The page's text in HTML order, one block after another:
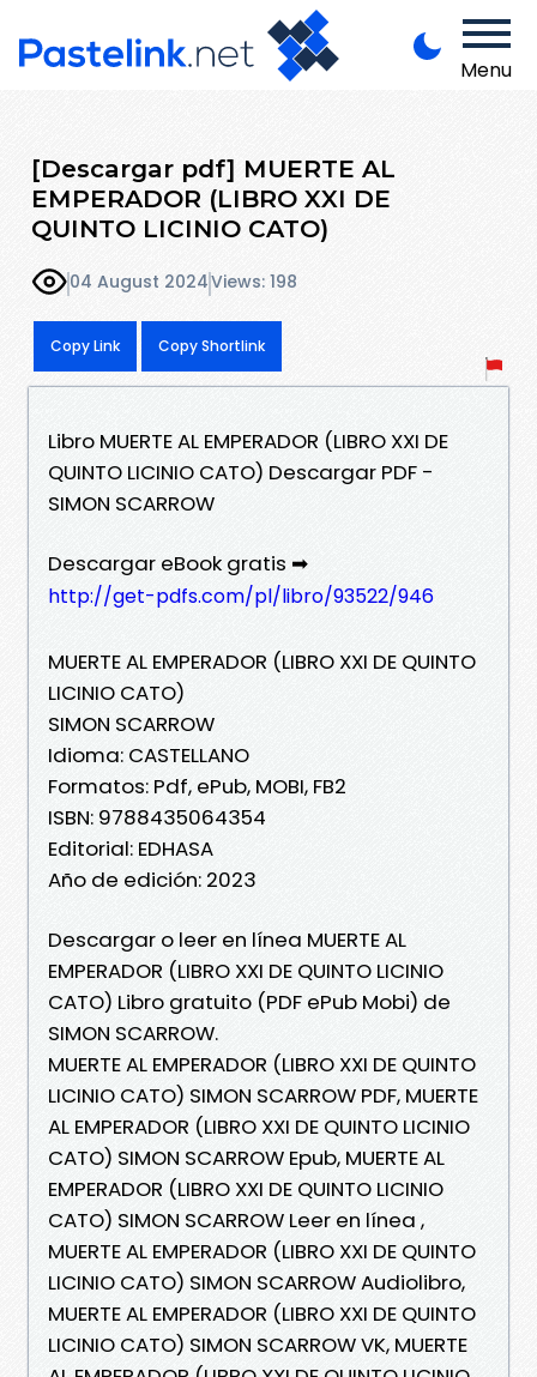
Menu
[Descargar pdf] MUERTE AL
EMPERADOR (LIBRO XXI DE
QUINTO LICINIO CATO)
04 August 2024Views: 198
Copy Link Copy Shortlink
Libro MUERTE AL EMPERADOR (LIBRO XXI DE
QUINTO LICINIO CATO) Descargar PDF -
SIMON SCARROW
Descargar eBook gratis ➡
http://get-pdfs.com/pl/libro/93522/946
MUERTE AL EMPERADOR (LIBRO XXI DE QUINTO
LICINIO CATO)
SIMON SCARROW
Idioma: CASTELLANO
Formatos: Pdf, ePub, MOBI, FB2
ISBN: 9788435064354
Editorial: EDHASA
Año de edición: 2023
Descargar o leer en línea MUERTE AL
EMPERADOR (LIBRO XXI DE QUINTO LICINIO
CATO) Libro gratuito (PDF ePub Mobi) de
SIMON SCARROW.
MUERTE AL EMPERADOR (LIBRO XXI DE QUINTO
LICINIO CATO) SIMON SCARROW PDF, MUERTE
AL EMPERADOR (LIBRO XXI DE QUINTO LICINIO
CATO) SIMON SCARROW Epub, MUERTE AL
EMPERADOR (LIBRO XXI DE QUINTO LICINIO
CATO) SIMON SCARROW Leer en línea ,
MUERTE AL EMPERADOR (LIBRO XXI DE QUINTO
LICINIO CATO) SIMON SCARROW Audiolibro,
MUERTE AL EMPERADOR (LIBRO XXI DE QUINTO
LICINIO CATO) SIMON SCARROW VK, MUERTE